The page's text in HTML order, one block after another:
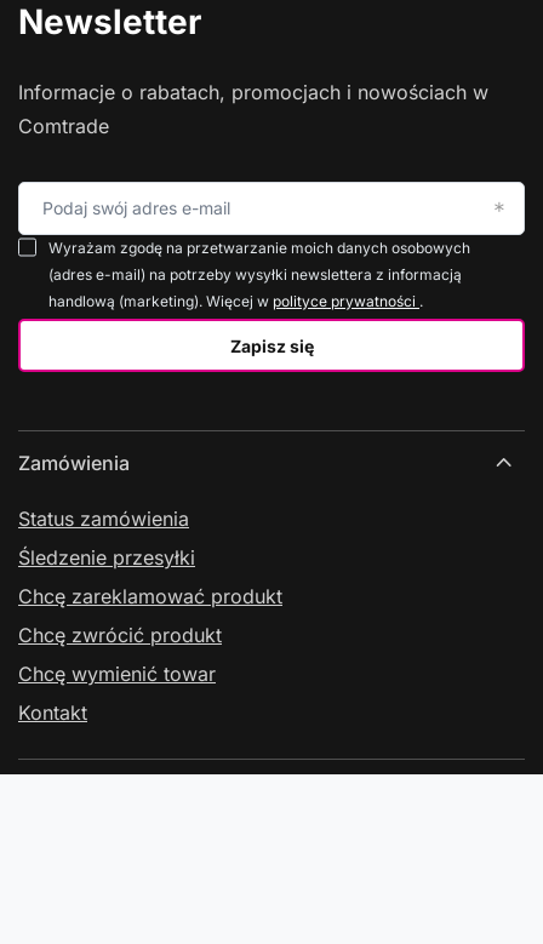
Newsletter
Informacje o rabatach, promocjach i nowościach w
Comtrade
Podaj swój adres e-mail
Zapisz się
Wyrażam zgodę na przetwarzanie moich danych osobowych
(adres e-mail) na potrzeby wysyłki newslettera z informacją
handlową (marketing). Więcej w polityce prywatności .
Zamówienia
Status zamówienia
Śledzenie przesyłki
Chcę zareklamować produkt
Chcę zwrócić produkt
Chcę wymienić towar
Kontakt